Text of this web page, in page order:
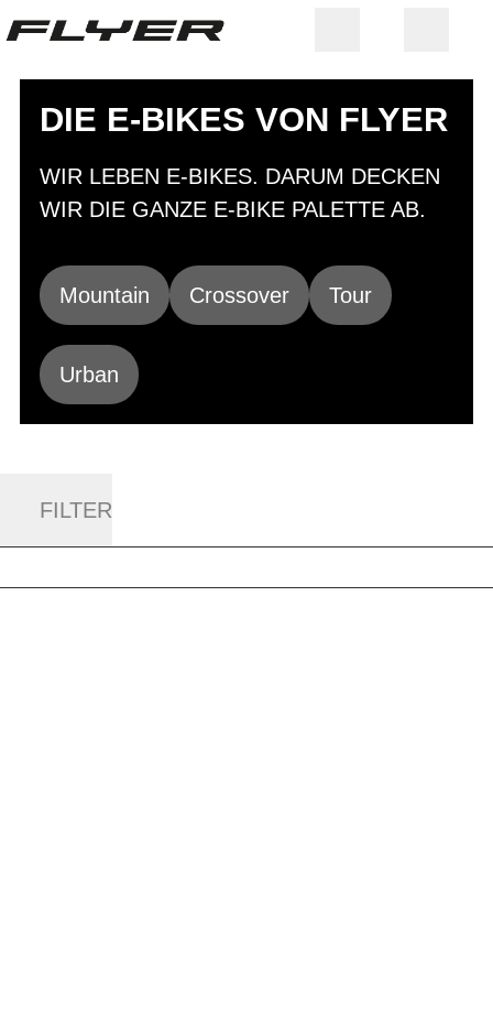
DIE E-BIKES VON FLYER
WIR LEBEN E-BIKES. DARUM DECKEN
WIR DIE GANZE E-BIKE PALETTE AB.
Mountain Crossover Tour
Urban
FILTER